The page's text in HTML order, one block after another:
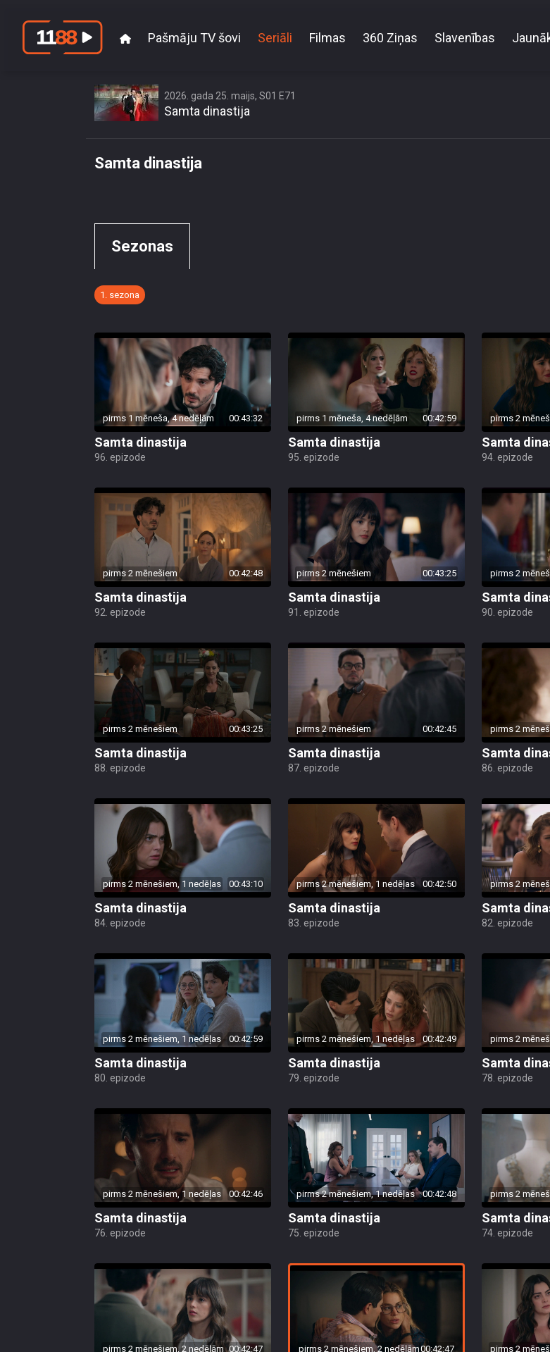
Pašmāju TV šovi Seriāli Filmas 360 Ziņas Slavenības
Playback failed: You are not allowed to access this content
2026. gada 25. maijs, S01 E71
Samta dinastija
Samta dinastija
Sezonas
1. sezona
pirms 1 mēneša, 4 nedēļām 00:43:32
Samta dinastija
96. epizode
pirms 1 mēneša, 4 nedēļām 00:42:59
Samta dinastija
95. epizode
pirms 2
Samta
94. epizode
pirms 2 mēnešiem 00:42:48
Samta dinastija
92. epizode
pirms 2 mēnešiem 00:43:25
Samta dinastija
91. epizode
pirms 2
Samta
90. epizode
pirms 2 mēnešiem 00:43:25
Samta dinastija
88. epizode
pirms 2 mēnešiem 00:42:45
Samta dinastija
87. epizode
pirms 2
Samta
86. epizode
pirms 2 mēnešiem, 1 nedēļas 00:43:10
Samta dinastija
84. epizode
pirms 2 mēnešiem, 1 nedēļas 00:42:50
Samta dinastija
83. epizode
pirms 2
Samta
82. epizode
pirms 2 mēnešiem, 1 nedēļas 00:42:59
Samta dinastija
80. epizode
pirms 2 mēnešiem, 1 nedēļas 00:42:49
Samta dinastija
79. epizode
pirms 2
Samta
78. epizode
pirms 2 mēnešiem, 1 nedēļas 00:42:46
Samta dinastija
76. epizode
pirms 2 mēnešiem, 1 nedēļas 00:42:48
Samta dinastija
75. epizode
pirms 2
Samta
74. epizode
pirms 2 mēnešiem, 2 nedēļām 00:42:47 pirms 2 mēnešiem, 2 nedēļām00:42:47 pirms 2